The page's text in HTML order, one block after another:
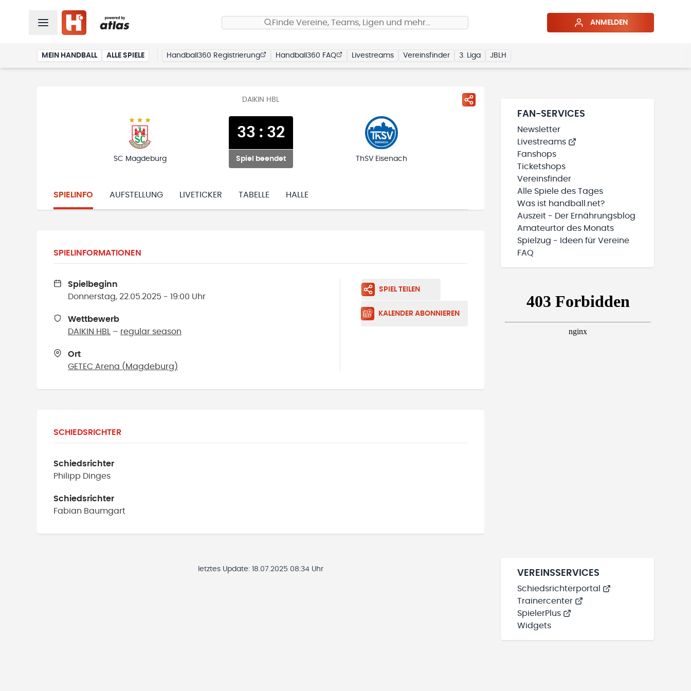
Finde Vereine, Teams, Ligen und mehr… ANMELDEN
MEIN HANDBALL ALLE SPIELE Handball360 Registrierung Handball360 FAQ Livestreams Vereinsfinder 3. Liga JBLH
DAIKIN HBL
SC Magdeburg
33 : 32
Spiel beendet ThSV Eisenach
SPIELINFO AUFSTELLUNG LIVETICKER TABELLE HALLE
SPIELINFORMATIONEN
Spielbeginn
Donnerstag, 22.05.2025 - 19:00 Uhr
Wettbewerb
DAIKIN HBL
– regular season
Ort
GETEC Arena ( Magdeburg )
SPIEL TEILEN
KALENDER ABONNIEREN
SCHIEDSRICHTER
Schiedsrichter
Philipp Dinges
Schiedsrichter
Fabian Baumgart
letztes Update: 18.07.2025 08:34 Uhr
FAN-SERVICES
Newsletter
Livestreams
Fanshops
Ticketshops
Vereinsfinder
Alle Spiele des Tages
Was ist handball.net?
Auszeit - Der Ernährungsblog
Amateurtor des Monats
Spielzug - Ideen für Vereine
FAQ
VEREINSSERVICES
Schiedsrichterportal
Trainercenter
SpielerPlus
Widgets